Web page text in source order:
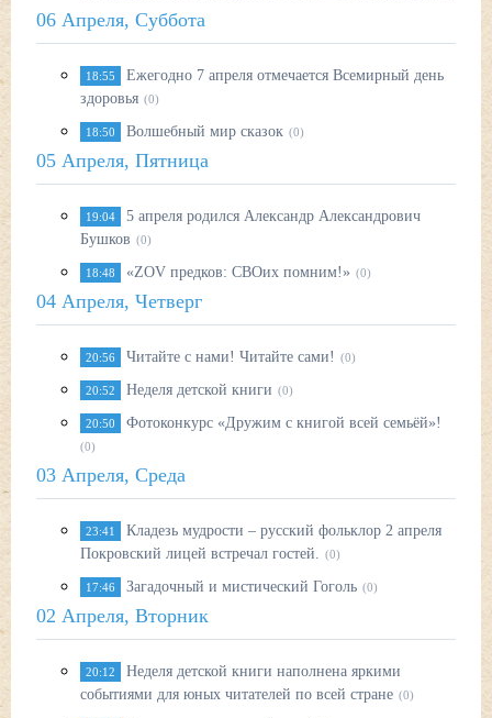
06 Апреля, Суббота
18:55
Ежегодно 7 апреля отмечается Всемирный день
здоровья (0)
18:50 Волшебный мир сказок (0)
05 Апреля, Пятница
19:04
5 апреля родился Александр Александрович
Бушков (0)
18:48 «ZOV предков: СВОих помним!» (0)
04 Апреля, Четверг
20:56 Читайте с нами! Читайте сами! (0)
20:52 Неделя детской книги (0)
20:50 Фотоконкурс «Дружим с книгой всей семьёй»!
(0)
03 Апреля, Среда
23:41
Кладезь мудрости – русский фольклор 2 апреля
Покровский лицей встречал гостей. (0)
17:46 Загадочный и мистический Гоголь (0)
02 Апреля, Вторник
20:12
Неделя детской книги наполнена яркими
событиями для юных читателей по всей стране (0)